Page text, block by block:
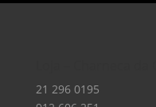
21 296 0195